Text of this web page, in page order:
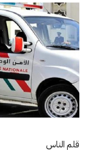
قلم الناس